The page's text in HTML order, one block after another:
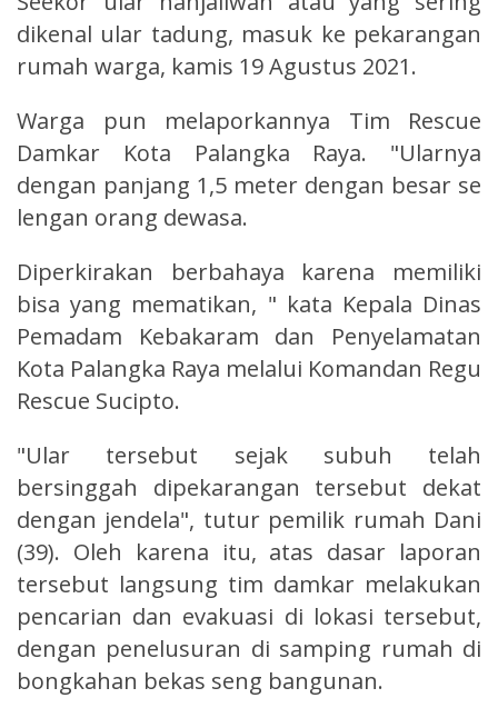
dikenal ular tadung, masuk ke pekarangan
rumah warga, kamis 19 Agustus 2021.
Warga pun melaporkannya Tim Rescue
Damkar Kota Palangka Raya. "Ularnya
dengan panjang 1,5 meter dengan besar se
lengan orang dewasa.
Diperkirakan berbahaya karena memiliki
bisa yang mematikan, " kata Kepala Dinas
Pemadam Kebakaram dan Penyelamatan
Kota Palangka Raya melalui Komandan Regu
Rescue Sucipto.
"Ular tersebut sejak subuh telah
bersinggah dipekarangan tersebut dekat
dengan jendela", tutur pemilik rumah Dani
(39). Oleh karena itu, atas dasar laporan
tersebut langsung tim damkar melakukan
pencarian dan evakuasi di lokasi tersebut,
dengan penelusuran di samping rumah di
bongkahan bekas seng bangunan.